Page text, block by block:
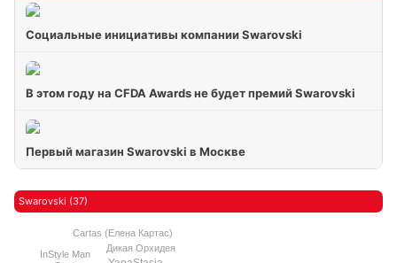
Социальные инициативы компании Swarovski
В этом году на CFDA Awards не будет премий Swarovski
Первый магазин Swarovski в Москве
Swarovski (37)
Дикая Орхидея
Сartas (Елена Картас)
InStyle Man